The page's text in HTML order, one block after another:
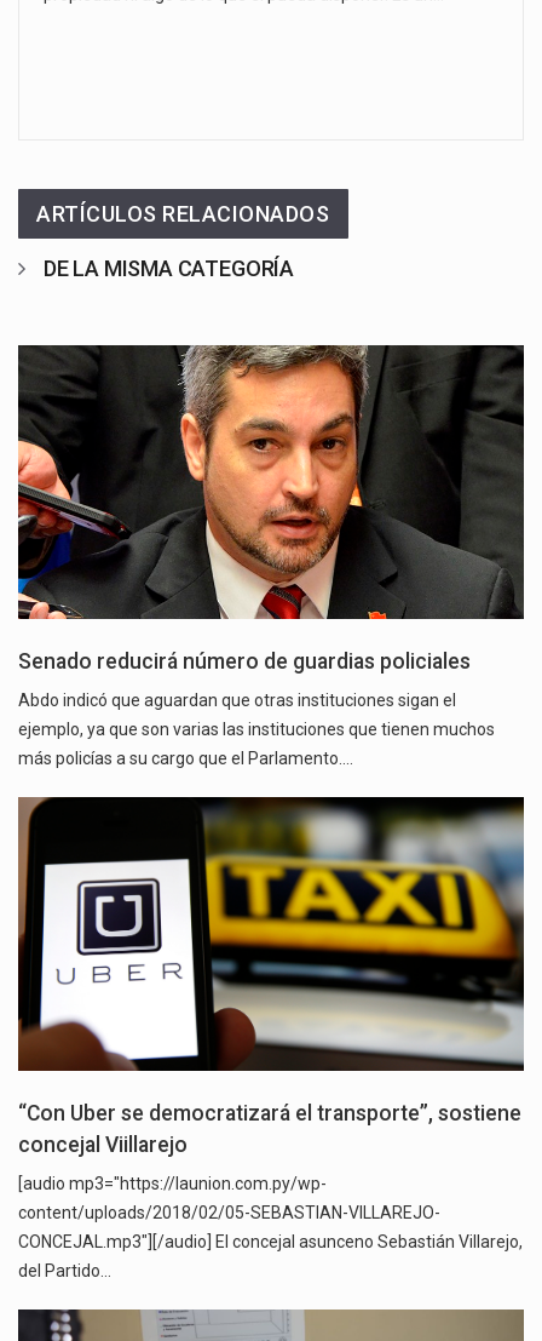
ARTÍCULOS RELACIONADOS
DE LA MISMA CATEGORÍA
Senado reducirá número de guardias policiales
Abdo indicó que aguardan que otras instituciones sigan el
ejemplo, ya que son varias las instituciones que tienen muchos
más policías a su cargo que el Parlamento.…
“Con Uber se democratizará el transporte”, sostiene
concejal Viillarejo
[audio mp3="https://launion.com.py/wp-
content/uploads/2018/02/05-SEBASTIAN-VILLAREJO-
CONCEJAL.mp3"][/audio] El concejal asunceno Sebastián Villarejo,
del Partido…